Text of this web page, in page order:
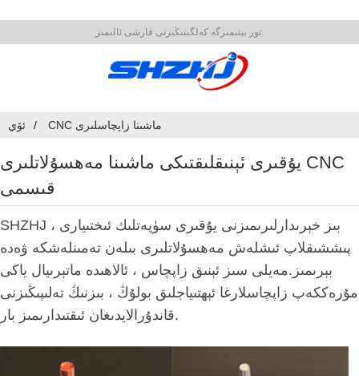
تور بېتىمىزگە كەلگىنىڭىزنى قارشى ئالىمىز.
ئۆي CNC ماشىنا زاپچاسلىرى
يۇقىرى ئېنىقلىقتىكى ماشىنا مەھسۇلاتلىرى CNC
قىسمى
SHZHJ ، بىز خېرىدارلىرىمىزنى يۇقىرى سۈپەتلىك ئىختىيارى
پىششىقلاپ ئىشلەش مەھسۇلاتلىرى بىلەن تەمىنلەشكە ۋەدە
بېرىمىز.مەيلى سىز ئېنىق زاپچاس ، ئالاھىدە ماتېرىيال ياكى
مۇرەككەپ زاپچاسلارغا ئېھتىياجلىق بولۇڭ ، بىزنىڭ تەلىپىڭىزنى
قاندۇرالايدىغان ئىقتىدارىمىز بار.